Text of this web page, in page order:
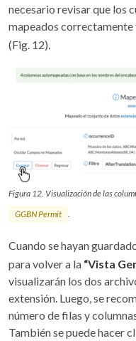
necesario revisar que los
mapeados
(Fig. 12).
Figura 12. Visualización de las
GGBN Permit
Cuando se hayan
para volver a la “Vista
visualizarán los dos
extensión. Luego, se
número de filas y
También se puede hacer